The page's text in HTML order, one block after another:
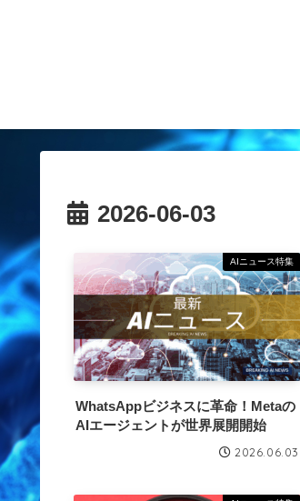
2026-06-03
AIニュース特集
WhatsAppビジネスに革命！Metaの
AIエージェントが世界展開開始
2026.06.03